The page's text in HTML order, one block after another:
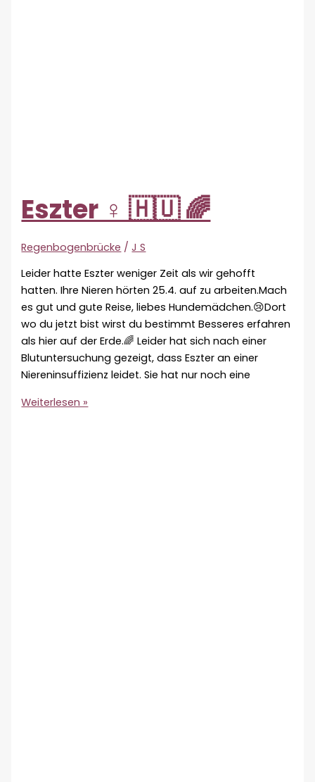
Eszter ♀ 🇭🇺 🌈
Regenbogenbrücke /J S
Leider hatte Eszter weniger Zeit als wir gehofft
hatten. Ihre Nieren hörten 25.4. auf zu arbeiten.Mach
es gut und gute Reise, liebes Hundemädchen.😢Dort
wo du jetzt bist wirst du bestimmt Besseres erfahren
als hier auf der Erde.🌈 Leider hat sich nach einer
Blutuntersuchung gezeigt, dass Eszter an einer
Niereninsuffizienz leidet. Sie hat nur noch eine
Eszter
Weiterlesen »